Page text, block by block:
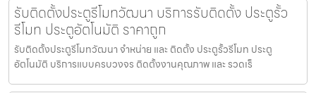
รับติดตั้งประตูรีโมทวัฒนา บริการรับติดตั้ง ประตูรั้ว
รีโมท ประตูอัตโนมัติ ราคาถูก
รับติดตั้งประตูรีโมทวัฒนา จำหน่าย และ ติดตั้ง ประตูรั้วรีโมท ประตู
อัตโนมัติ บริการแบบครบวงจร ติดตั้งงานคุณภาพ และ รวดเร็